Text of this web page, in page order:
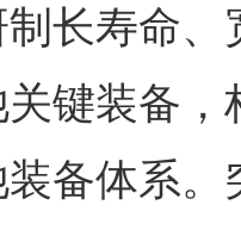
长寿命
键装备
备体系